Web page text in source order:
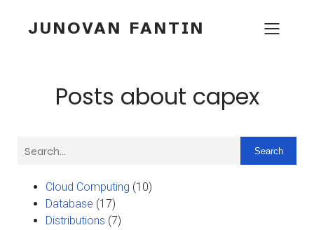
JUNOVAN FANTIN
Posts about capex
Search
Cloud Computing (10)
Database (17)
Distributions (7)